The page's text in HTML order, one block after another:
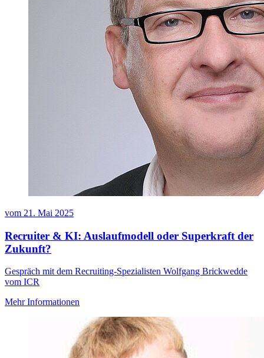
vom 21. Mai 2025
Recruiter & KI: Auslaufmodell oder Superkraft der
Zukunft?
Gespräch mit dem Recruiting-Spezialisten Wolfgang Brickwedde
vom ICR
Mehr Informationen